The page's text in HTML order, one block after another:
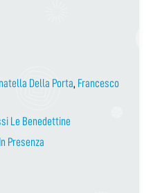
Della Porta, Francesco
Le Benedettine
In Presenza